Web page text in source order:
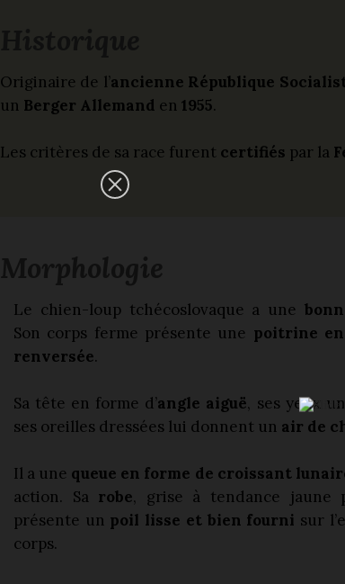
Originaire de l’ancienne République
un Berger Allemand en 1955.
Les critères de sa race furent certifiés par la
Le chien-loup tchécoslovaque a une
Son corps ferme présente une poitrine en
renversée.
Sa tête en forme d’angle aiguë, ses yeux
ses oreilles dressées lui donnent un air de
Il a une queue en forme de croissant
action. Sa robe, grise à tendance jaune
présente un poil lisse et bien fourni sur
corps.